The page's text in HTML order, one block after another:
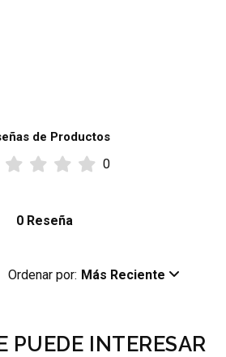
de Productos
0
0 Reseña
Ordenar por: Más Reciente
PUEDE INTERESAR